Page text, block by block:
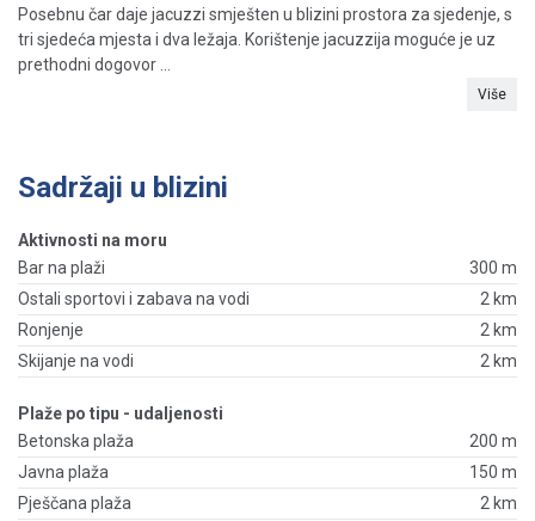
Posebnu čar daje jacuzzi smješten u blizini prostora za sjedenje, s
tri sjedeća mjesta i dva ležaja. Korištenje jacuzzija moguće je uz
prethodni dogovor ...
Više
Sadržaji u blizini
Aktivnosti na moru
Bar na plaži
300 m
Ostali sportovi i zabava na vodi
2 km
Ronjenje
2 km
Skijanje na vodi
2 km
Plaže po tipu - udaljenosti
Betonska plaža
200 m
Javna plaža
150 m
Pješčana plaža
2 km